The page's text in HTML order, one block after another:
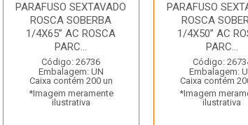
PARAFUSO SEXTAVADO
ROSCA SOBERBA
1/4X65” AC ROSCA
PARC...
Código: 26736
Embalagem: UN
Caixa contém 200 un
*Imagem meramente
ilustrativa
PARAFUSO
ROSCA
1/4X50” AC
PARC...
Código:
Embalagem:
Caixa contém
*Imagem
ilustrativa